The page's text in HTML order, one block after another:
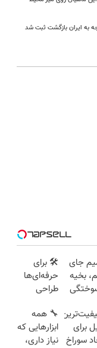
جای
بخیه
🛠️ برای
حرفه‌ای‌ها
طراحی
همه قابل
استفاده‌ست!
برای
سوراخ
🔧 همه
ابزارهایی که
نیاز داری،